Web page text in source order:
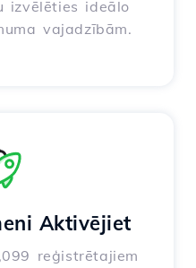
izvēlēties ideālo
vajadzībām.
Aktivējiet
reģistrētajiem